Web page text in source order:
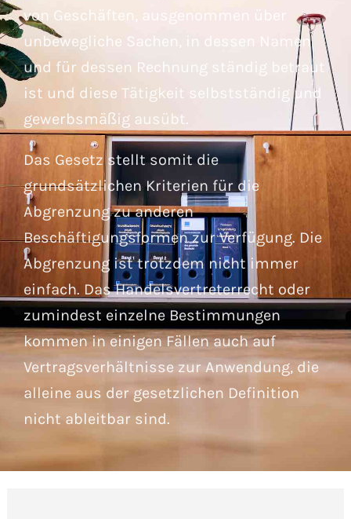
von Geschäften, ausgenommen über
unbewegliche Sachen, in dessen Namen
und für dessen Rechnung ständig betraut
ist und diese Tätigkeit selbstständig und
gewerbsmäßig ausübt.
Das Gesetz stellt somit die
grundsätzlichen Kriterien für die
Abgrenzung zu anderen
Beschäftigungsformen zur Verfügung. Die
Abgrenzung ist trotzdem nicht immer
einfach. Das Handelsvertreterrecht oder
zumindest einzelne Bestimmungen
kommen in einigen Fällen auch auf
Vertragsverhältnisse zur Anwendung, die
alleine aus der gesetzlichen Definition
nicht ableitbar sind.